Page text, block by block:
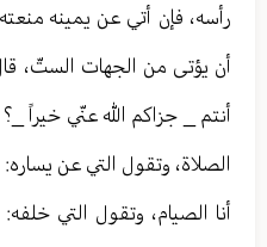
رأسه، فإن أتي عن يمينه
أن يؤتى من الجهات الستّ،
أنتم _ جزاكم الله عنّي خيراً
الصلاة، وتقول التي عن يساره:
أنا الصيام، وتقول التي